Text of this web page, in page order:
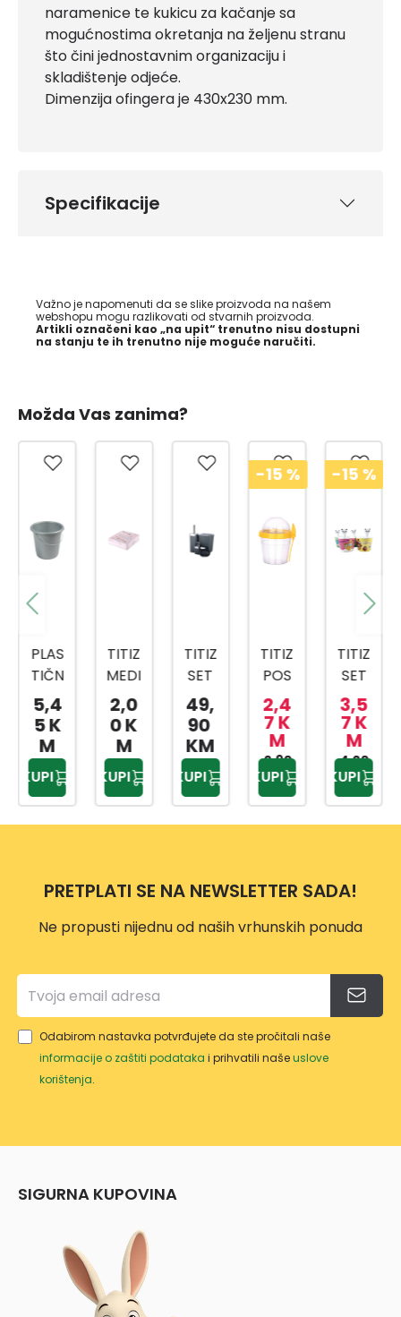
naramenice te kukicu za kačanje sa
mogućnostima okretanja na željenu stranu
što čini jednostavnim organizaciju i
skladištenje odjeće.
Dimenzija ofingera je 430x230 mm.
Specifikacije
Važno je napomenuti da se slike proizvoda na našem
webshopu mogu razlikovati od stvarnih proizvoda.
Artikli označeni kao „na upit“ trenutno nisu dostupni
na stanju te ih trenutno nije moguće naručiti.
Možda Vas zanima?
PLAS
TIČN
A
KANT
A SA
MET
ALNO
M
DRŠK
5,4
5 K
M
KUPI
TITIZ
MEDI
CINS
KI
BOX
AP-
9159
2,0
0 K
M
KUPI
TITIZ
SET
ZA
KUPA
TILO
PRIW
EX
TP-
557
49,
90
KM
KUPI
-15 %
TITIZ
POS
UDA
ZA
BEBI
HRA
NU
500
ML
2,4
7 K
M
2,90
KM
KUPI
-15 %
TITIZ
SET
ZA
SLAD
OLED
AP-
9425
3,5
7 K
M
4,20
KM
KUPI
PRETPLATI SE NA NEWSLETTER SADA!
Ne propusti nijednu od naših vrhunskih ponuda
Odabirom nastavka potvrđujete da ste pročitali naše
informacije o zaštiti podataka i prihvatili našeuslove
korištenja.
SIGURNA KUPOVINA